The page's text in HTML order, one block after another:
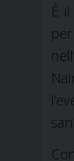
È
nell’